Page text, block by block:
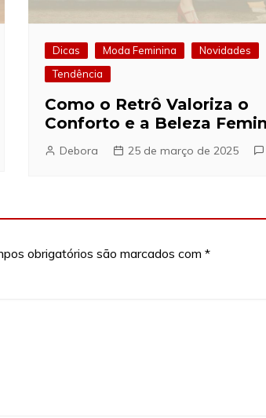
Dicas Moda Feminina
Novidades
Tendência
Como o Retrô Valoriza o
Conforto e a Beleza
Debora 25 de março de 2025
obrigatórios são marcados com *